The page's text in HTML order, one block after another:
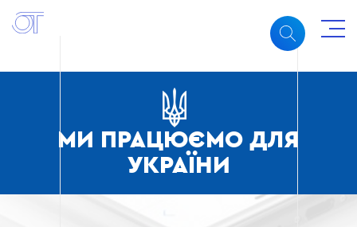
МИ ПРАЦЮЄМО ДЛЯ
УКРАЇНИ